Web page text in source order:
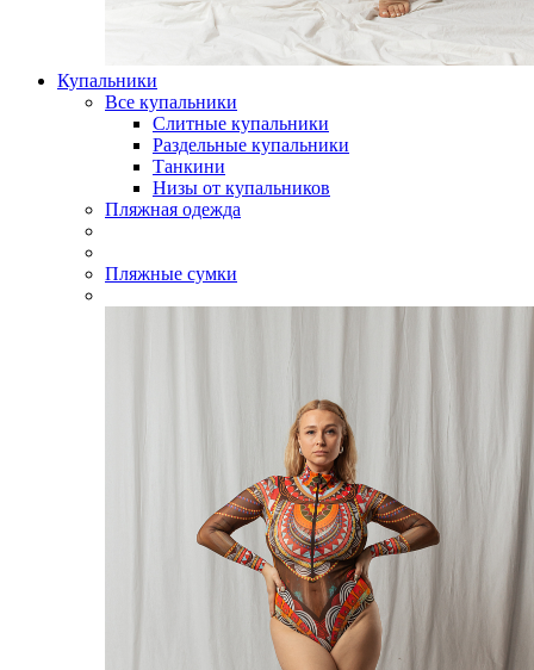
Купальники
Все купальники
Слитные купальники
Раздельные купальники
Танкини
Низы от купальников
Пляжная одежда
Пляжные сумки